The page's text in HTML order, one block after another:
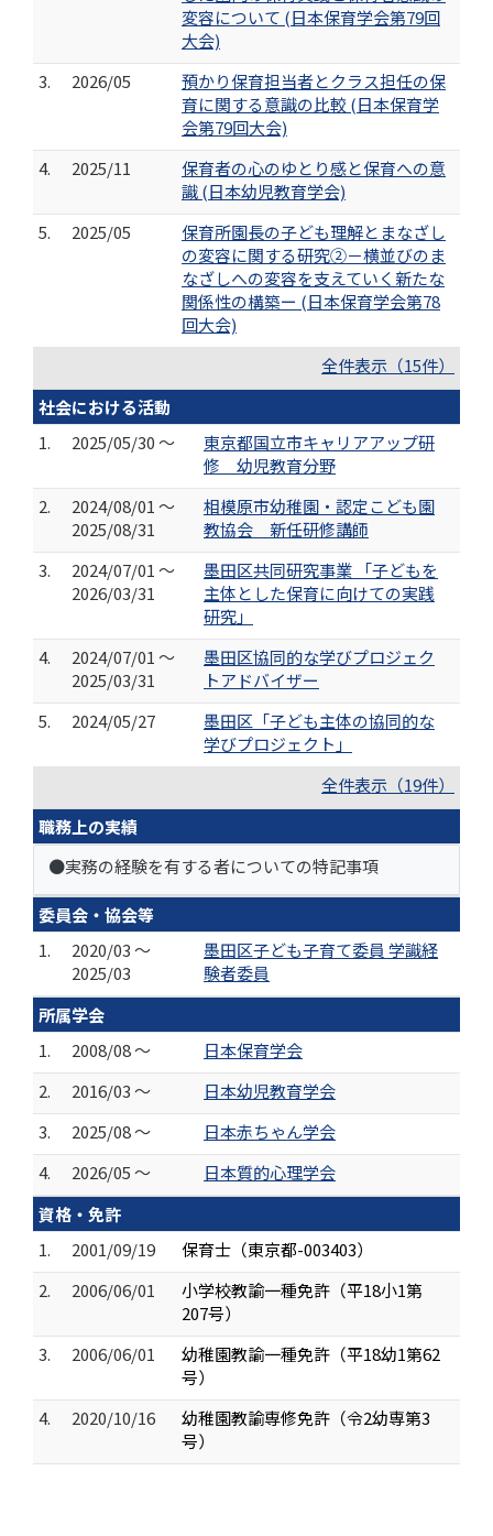
変容について (日本保育学会第79回
大会)
3.
2026/05
預かり保育担当者とクラス担任の保
育に関する意識の比較 (日本保育学
会第79回大会)
4.
2025/11
保育者の心のゆとり感と保育への意
識 (日本幼児教育学会)
5.
2025/05
保育所園長の子ども理解とまなざし
の変容に関する研究②－横並びのま
なざしへの変容を支えていく新たな
関係性の構築ー (日本保育学会第78
回大会)
全件表示（15件）
社会における活動
1.
2025/05/30 ～
東京都国立市キャリアアップ研
修 幼児教育分野
2.
2024/08/01 ～
2025/08/31
相模原市幼稚園・認定こども園
教協会 新任研修講師
3.
2024/07/01 ～
2026/03/31
墨田区共同研究事業 「子どもを
主体とした保育に向けての実践
研究」
4.
2024/07/01 ～
2025/03/31
墨田区協同的な学びプロジェク
トアドバイザー
5.
2024/05/27
墨田区「子ども主体の協同的な
学びプロジェクト」
全件表示（19件）
職務上の実績
●実務の経験を有する者についての特記事項
委員会・協会等
1.
2020/03 ～
2025/03
墨田区子ども子育て委員 学識経
験者委員
所属学会
1.
2008/08 ～
日本保育学会
2.
2016/03 ～
日本幼児教育学会
3.
2025/08 ～
日本赤ちゃん学会
4.
2026/05 ～
日本質的心理学会
資格・免許
1.
2001/09/19
保育士（東京都-003403）
2.
2006/06/01
小学校教諭一種免許（平18小1第
207号）
3.
2006/06/01
幼稚園教諭一種免許（平18幼1第62
号）
4.
2020/10/16
幼稚園教諭専修免許（令2幼専第3
号）